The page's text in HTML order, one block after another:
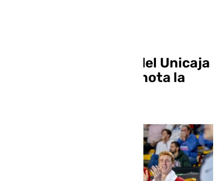
Los internacionales del Unicaja
terminan con buena nota la